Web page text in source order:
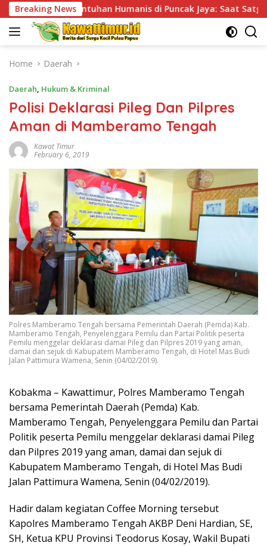
Skip
to
content
Breaking News
Humanis di Puncak Jaya: Saat Satgas Ops Damai
Home Daerah
Daerah, Hukum & Kriminal
Polisi Deklarasi Pileg Dan Pilpres
Aman di Mamberamo Tengah
Kawat Timur
February 6, 2019
Polres Mamberamo Tengah bersama Pemerintah Daerah (Pemda) Kab.
Mamberamo Tengah, Penyelenggara Pemilu dan Partai Politik peserta
Pemilu menggelar deklarasi damai Pileg dan Pilpres 2019 yang aman,
damai dan sejuk di Kabupatem Mamberamo Tengah, di Hotel Mas Budi
Jalan Pattimura Wamena, Senin (04/02/2019).
Kobakma – Kawattimur, Polres Mamberamo Tengah
bersama Pemerintah Daerah (Pemda) Kab.
Mamberamo Tengah, Penyelenggara Pemilu dan Partai
Politik peserta Pemilu menggelar deklarasi damai Pileg
dan Pilpres 2019 yang aman, damai dan sejuk di
Kabupatem Mamberamo Tengah, di Hotel Mas Budi
Jalan Pattimura Wamena, Senin (04/02/2019).
Hadir dalam kegiatan Coffee Morning tersebut
Kapolres Mamberamo Tengah AKBP Deni Hardian, SE,
SH, Ketua KPU Provinsi Teodorus Kosay, Wakil Bupati